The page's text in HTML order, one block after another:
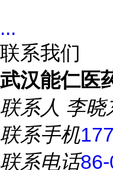
...
联系我们
武汉能仁医
联系人 李晓
联系手机
联系电话